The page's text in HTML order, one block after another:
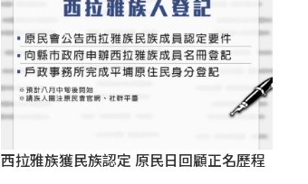
西拉雅族獲民族認定 原民日回顧正名歷程